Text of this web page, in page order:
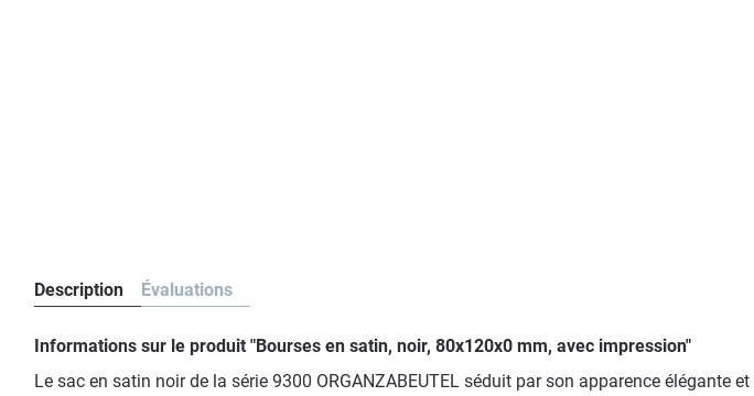
Description Évaluations
Informations sur le produit "Bourses en satin, noir, 80x120x0 mm, avec impression"
Le sac en satin noir de la série 9300 ORGANZABEUTEL séduit par son apparence